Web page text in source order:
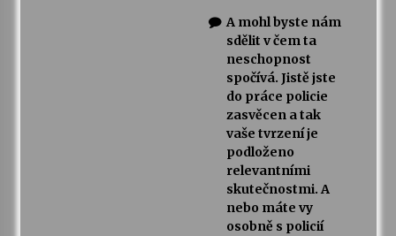
A mohl byste nám
sdělit v čem ta
neschopnost
spočívá. Jistě jste
do práce policie
zasvěcen a tak
vaše tvrzení je
podloženo
relevantními
skutečnostmi. A
nebo máte vy
osobně s policií